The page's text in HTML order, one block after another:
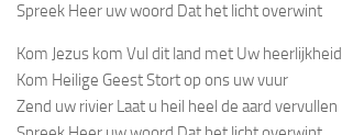
Spreek Heer uw woord Dat het licht overwint
Kom Jezus kom Vul dit land met Uw heerlijkheid
Kom Heilige Geest Stort op ons uw vuur
Zend uw rivier Laat u heil heel de aard vervullen